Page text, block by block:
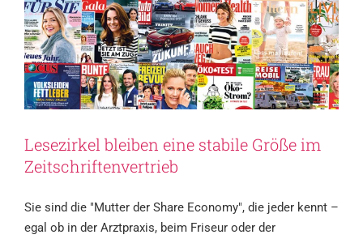
Lesezirkel bleiben eine stabile Größe im
Zeitschriftenvertrieb
Sie sind die "Mutter der Share Economy", die jeder kennt –
egal ob in der Arztpraxis, beim Friseur oder der